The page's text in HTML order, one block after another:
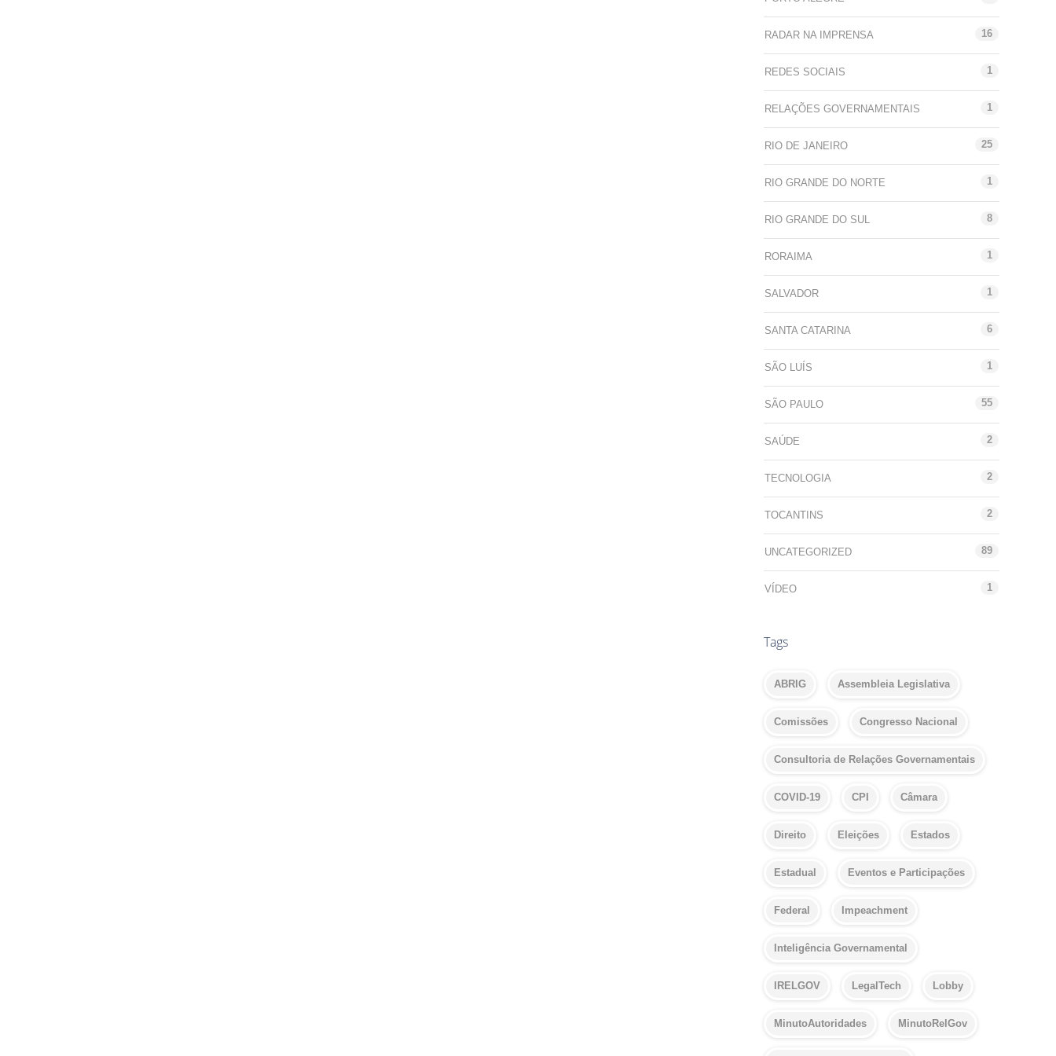
RADAR NA IMPRENSA 16
REDES SOCIAIS 1
RELAÇÕES GOVERNAMENTAIS 1
RIO DE JANEIRO 25
RIO GRANDE DO NORTE 1
RIO GRANDE DO SUL 8
RORAIMA 1
SALVADOR 1
SANTA CATARINA 6
SÃO LUÍS 1
SÃO PAULO 55
SAÚDE 2
TECNOLOGIA 2
TOCANTINS 2
UNCATEGORIZED 89
VÍDEO 1
Tags
ABRIG Assembleia Legislativa
Comissões Congresso Nacional
Consultoria de Relações Governamentais
COVID-19 CPI Câmara
Direito Eleições Estados
Estadual Eventos e Participações
Federal Impeachment
Inteligência Governamental
IRELGOV LegalTech Lobby
MinutoAutoridades MinutoRelGov